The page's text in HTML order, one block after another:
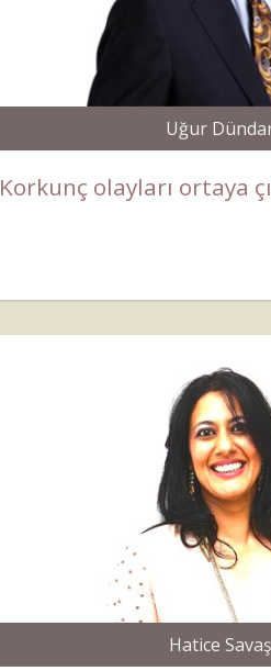
Uğur
Korkunç olayları ortaya
Hatice Savaş